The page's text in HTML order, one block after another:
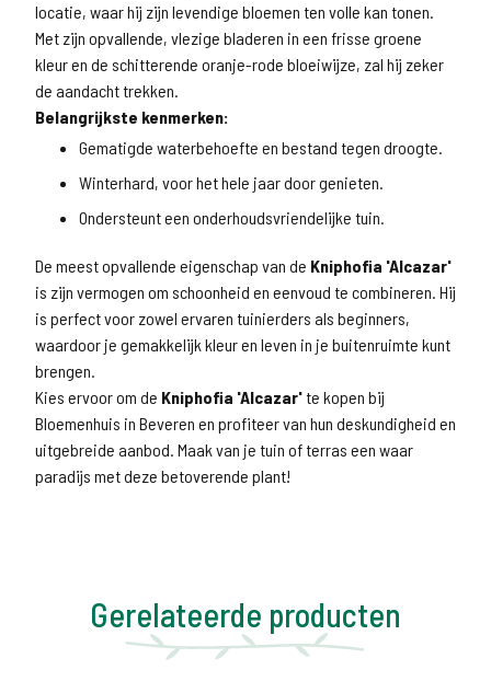
locatie, waar hij zijn levendige bloemen ten volle kan tonen.
Met zijn opvallende, vlezige bladeren in een frisse groene
kleur en de schitterende oranje-rode bloeiwijze, zal hij zeker
de aandacht trekken.
Belangrijkste kenmerken:
Gematigde waterbehoefte en bestand tegen droogte.
Winterhard, voor het hele jaar door genieten.
Ondersteunt een onderhoudsvriendelijke tuin.
De meest opvallende eigenschap van de Kniphofia 'Alcazar'
is zijn vermogen om schoonheid en eenvoud te combineren. Hij
is perfect voor zowel ervaren tuinierders als beginners,
waardoor je gemakkelijk kleur en leven in je buitenruimte kunt
brengen.
Kies ervoor om de Kniphofia 'Alcazar'te kopen bij
Bloemenhuis in Beveren en profiteer van hun deskundigheid en
uitgebreide aanbod. Maak van je tuin of terras een waar
paradijs met deze betoverende plant!
Gerelateerde producten